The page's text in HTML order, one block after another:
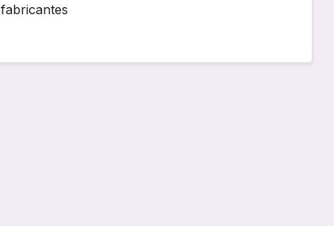
fabricantes